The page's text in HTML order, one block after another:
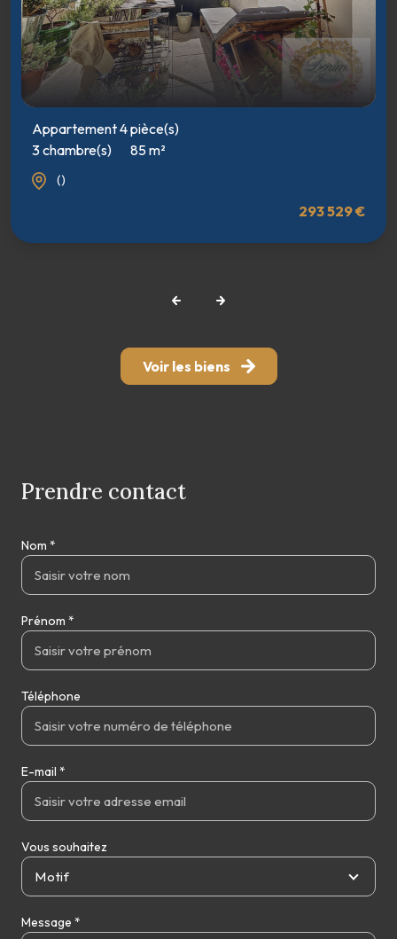
Appartement 4 pièce(s)
3 chambre(s)
85 m²
()
293 529 €
Voir les biens
Prendre contact
Nom *
Prénom *
Téléphone
E-mail *
Vous souhaitez
Motif
Message *